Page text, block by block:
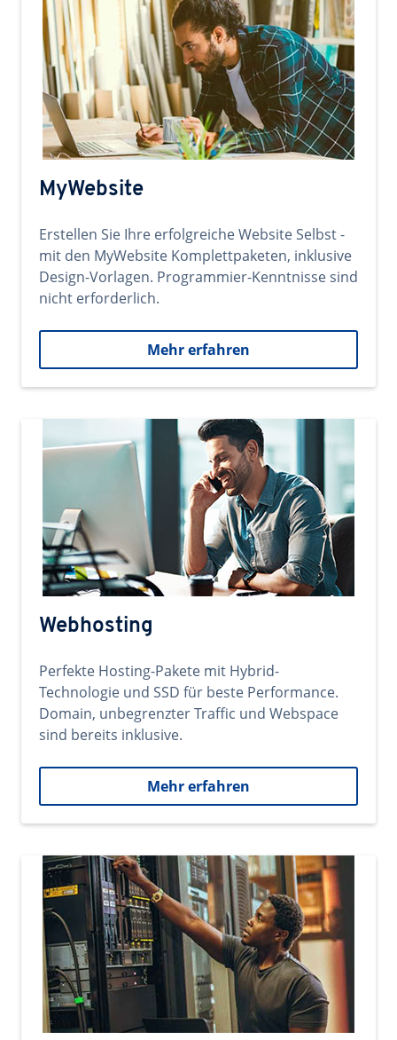
MyWebsite
Erstellen Sie Ihre erfolgreiche Website Selbst -
mit den MyWebsite Komplettpaketen, inklusive
Design-Vorlagen. Programmier-Kenntnisse sind
nicht erforderlich.
Mehr erfahren
Webhosting
Perfekte Hosting-Pakete mit Hybrid-
Technologie und SSD für beste Performance.
Domain, unbegrenzter Traffic und Webspace
sind bereits inklusive.
Mehr erfahren